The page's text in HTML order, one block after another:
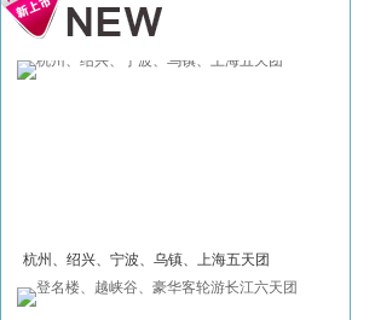
杭州、绍兴、宁波、乌镇、上海五天团